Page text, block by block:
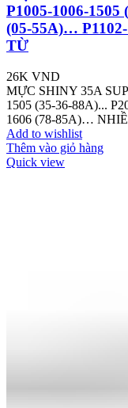
P1005-1006-
(05-55A)…
TỪ
26K VND
MỰC SHINY 35A SUP
1505 (35-36-88A)...
1606 (78-85A)…
Add to wishlist
Thêm vào giỏ hàng
Quick view